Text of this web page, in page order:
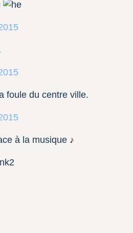
foule du centre ville.
à la musique ♪